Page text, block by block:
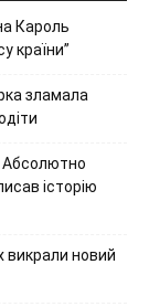
Кароль
країни”
зламала
Абсолютно
історію
викрали новий